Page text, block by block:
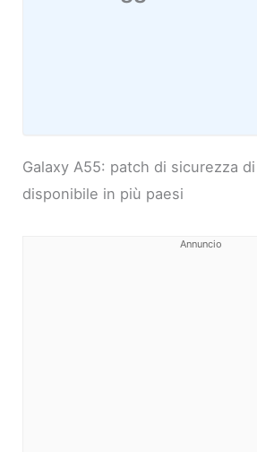
Galaxy A55: patch di sicurezza
disponibile in più paesi
Annuncio